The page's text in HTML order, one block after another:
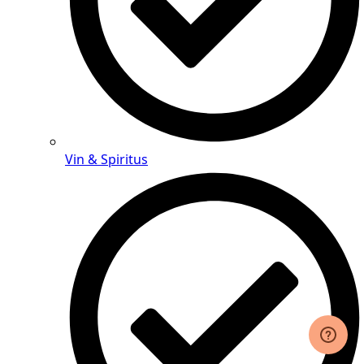
Vin & Spiritus